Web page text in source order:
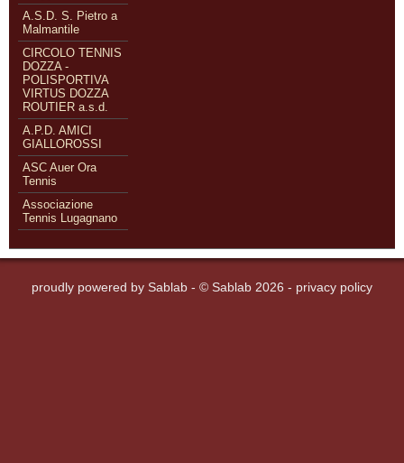
A.S.D. S. Pietro a
Malmantile
CIRCOLO TENNIS
DOZZA -
POLISPORTIVA
VIRTUS DOZZA
ROUTIER a.s.d.
A.P.D. AMICI
GIALLOROSSI
ASC Auer Ora
Tennis
Associazione
Tennis Lugagnano
proudly powered by Sablab - © Sablab 2026 - privacy policy